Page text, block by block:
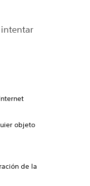
objeto
de la